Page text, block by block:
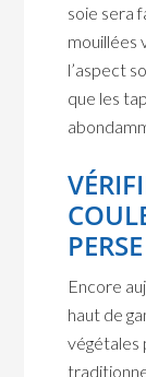
soie sera
mouillées
l’aspect
que les
PERSE
Encore
haut de
végétales